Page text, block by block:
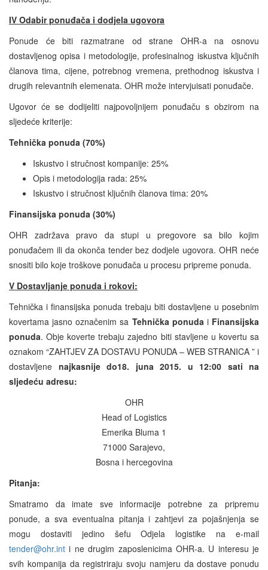
IV Odabir ponuđača i dodjela ugovora
Ponude će biti razmatrane od strane OHR-a na osnovu
dostavljenog opisa i metodologije, profesinalnog iskustva ključnih
članova tima, cijene, potrebnog vremena, prethodnog iskustva i
drugih relevantnih elemenata. OHR može intervjuisati ponuđače.
Ugovor će se dodijeliti najpovoljnijem ponuđaču s obzirom na
sljedeće kriterije:
Tehnička ponuda (70%)
Iskustvo i stručnost kompanije: 25%
Opis i metodologija rada: 25%
Iskustvo i stručnost ključnih članova tima: 20%
Finansijska ponuda (30%)
OHR zadržava pravo da stupi u pregovore sa bilo kojim
ponuđačem ili da okonča tender bez dodjele ugovora. OHR neće
snositi bilo koje troškove ponuđača u procesu pripreme ponuda.
V Dostavljanje ponuda i rokovi:
Tehnička i finansijska ponuda trebaju biti dostavljene u posebnim
kovertama jasno označenim sa Tehnička ponuda i Finansijska
ponuda. Obje koverte trebaju zajedno biti stavljene u kovertu sa
oznakom “ZAHTJEV ZA DOSTAVU PONUDA – WEB STRANICA ” i
dostavljene najkasnije do18. juna 2015. u 12:00 sati na
sljedeću adresu:
OHR
Head of Logistics
Emerika Bluma 1
71000 Sarajevo,
Bosna i hercegovina
Pitanja:
Smatramo da imate sve informacije potrebne za pripremu
ponude, a sva eventualna pitanja i zahtjevi za pojašnjenja se
mogu dostaviti jedino šefu Odjela logistike na e-mail
tender@ohr.int i ne drugim zaposlenicima OHR-a. U interesu je
svih kompanija da registriraju svoju namjeru da dostave ponudu